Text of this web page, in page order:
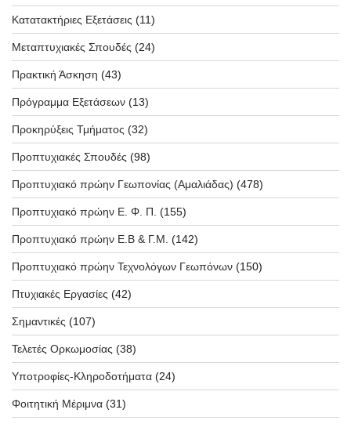
Κατατακτήριες Εξετάσεις (11)
Μεταπτυχιακές Σπουδές (24)
Πρακτική Άσκηση (43)
Πρόγραμμα Εξετάσεων (13)
Προκηρύξεις Τμήματος (32)
Προπτυχιακές Σπουδές (98)
Προπτυχιακό πρώην Γεωπονίας (Αμαλιάδας) (478)
Προπτυχιακό πρώην Ε. Φ. Π. (155)
Προπτυχιακό πρώην Ε.Β & Γ.Μ. (142)
Προπτυχιακό πρώην Τεχνολόγων Γεωπόνων (150)
Πτυχιακές Εργασίες (42)
Σημαντικές (107)
Τελετές Ορκωμοσίας (38)
Υποτροφίες-Κληροδοτήματα (24)
Φοιτητική Μέριμνα (31)